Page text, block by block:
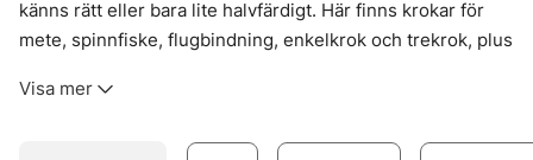
känns rätt eller bara lite halvfärdigt. Här finns krokar för
mete, spinnfiske, flugbindning, enkelkrok och trekrok, plus
när det väl gäller. En bra krok sitter inte bara fast. Den
Visa mer